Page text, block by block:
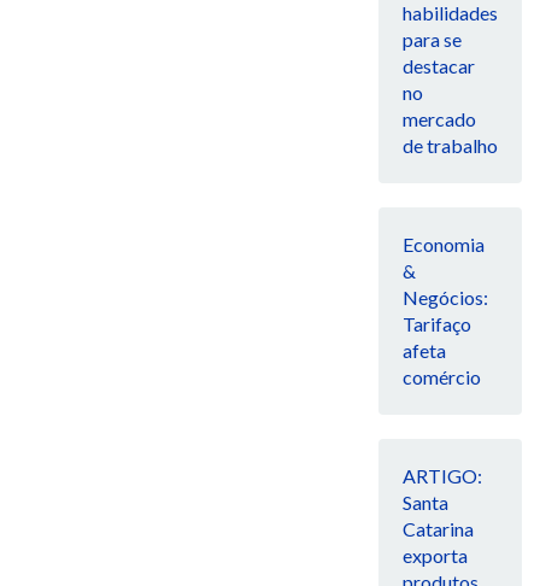
habilidades
para se
destacar
no
mercado
de trabalho
Economia
&
Negócios:
Tarifaço
afeta
comércio
ARTIGO:
Santa
Catarina
exporta